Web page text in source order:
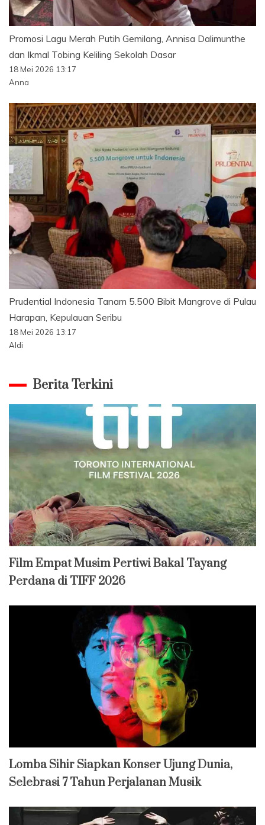
Promosi Lagu Merah Putih Gemilang, Annisa Dalimunthe
dan Ikmal Tobing Keliling Sekolah Dasar
18 Mei 2026 13:17
Anna
Prudential Indonesia Tanam 5.500 Bibit Mangrove di Pulau
Harapan, Kepulauan Seribu
18 Mei 2026 13:17
Aldi
Berita Terkini
Film Empat Musim Pertiwi Bakal Tayang
Perdana di TIFF 2026
Lomba Sihir Siapkan Konser Ujung Dunia,
Selebrasi 7 Tahun Perjalanan Musik